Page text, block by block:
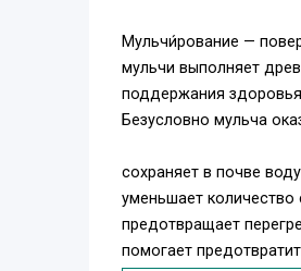
Мульчи́рование —
мульчи выполняет
поддержания здоровья
Безусловно мульча
сохраняет в почве воду
уменьшает количество
предотвращает
помогает